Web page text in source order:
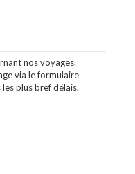
nos voyages.
via le formulaire
plus bref délais.